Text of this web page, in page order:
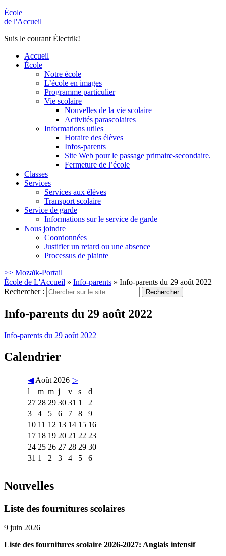
École
de l'Accueil
Suis le courant Électrik!
Accueil
École
Notre école
L’école en images
Programme particulier
Vie scolaire
Nouvelles de la vie scolaire
Activités parascolaires
Informations utiles
Horaire des élèves
Infos-parents
Site Web pour le passage primaire-secondaire.
Fermeture de l’école
Classes
Services
Services aux élèves
Transport scolaire
Service de garde
Informations sur le service de garde
Nous joindre
Coordonnées
Justifier un retard ou une absence
Processus de plainte
>> Mozaïk-Portail
École de L'Accueil » Info-parents » Info-parents du 29 août 2022
Rechercher :
Info-parents du 29 août 2022
Info-parents du 29 août 2022
Calendrier
◀ Août 2026 ▷
l
m m j v s
d
27 28 29 30 31 1
2
3
4 5 6 7 8
9
10 11 12 13 14 15 16
17 18 19 20 21 22 23
24 25 26 27 28 29 30
31 1 2 3 4 5 6
Nouvelles
Liste des fournitures scolaires
9 juin 2026
Liste des fournitures scolaire 2026-2027: Anglais intensif